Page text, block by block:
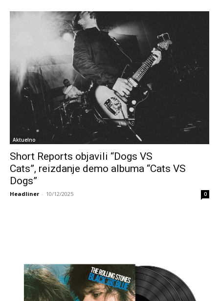
Aktuelno
Short Reports objavili “Dogs VS
Cats”, reizdanje demo albuma “Cats VS
Dogs”
Headliner - 10/12/2025 0